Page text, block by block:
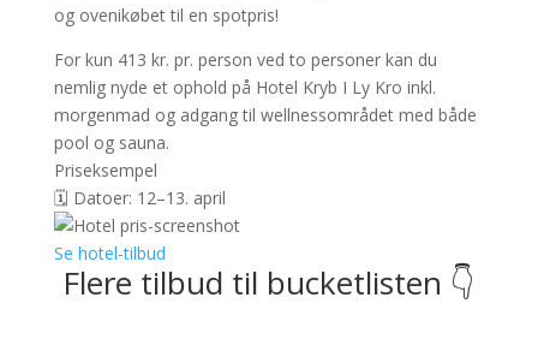
og ovenikøbet til en spotpris!
For kun 413 kr. pr. person ved to personer kan du
nemlig nyde et ophold på Hotel Kryb I Ly Kro inkl.
morgenmad og adgang til wellnessområdet med både
pool og sauna.
Priseksempel
🗓️ Datoer: 12–13. april
Se hotel-tilbud
Flere tilbud til bucketlisten 👇